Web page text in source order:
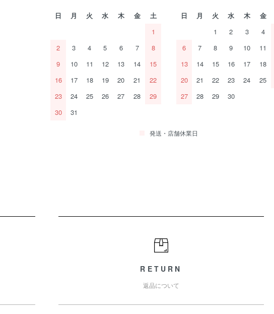
日 月 火 水 木 金
土
1
2
3 4 5 6 7
8
9
10 11 12 13 14
15
16
17 18 19 20 21
22
23
24 25 26 27 28
29
30
31
日 月 火 水 木 金
1
2 3 4
6
7 8 9 10 11
13
14 15 16 17 18
20
21 22 23 24 25
27
28 29 30
発送・店舗休業日
RETURN
返品について